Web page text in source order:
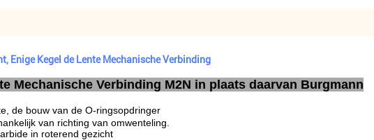
Enige Kegel de Lente Mechanische Verbinding
Mechanische Verbinding M2N in plaats daarvan Burgmann
de bouw van de O-ringsopdringer
van richting van omwenteling.
in roterend gezicht